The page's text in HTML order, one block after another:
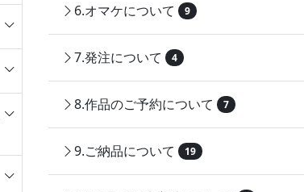
6.オマケについて 9
7.発注について 4
8.作品のご予約について 7
9.ご納品について 19